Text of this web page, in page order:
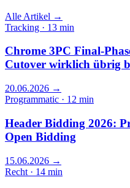
Alle Artikel →
Tracking · 13 min
Chrome 3PC Final-
Cutover wirklich übrig
20.06.2026 →
Programmatic · 12 min
Header Bidding 2026:
Open Bidding
15.06.2026 →
Recht · 14 min